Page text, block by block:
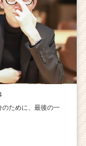
のために、最後の一